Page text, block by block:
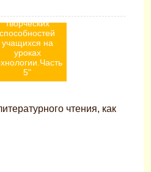
"Развитие
творческих
способностей
учащихся на
уроках
5"
чтения, как